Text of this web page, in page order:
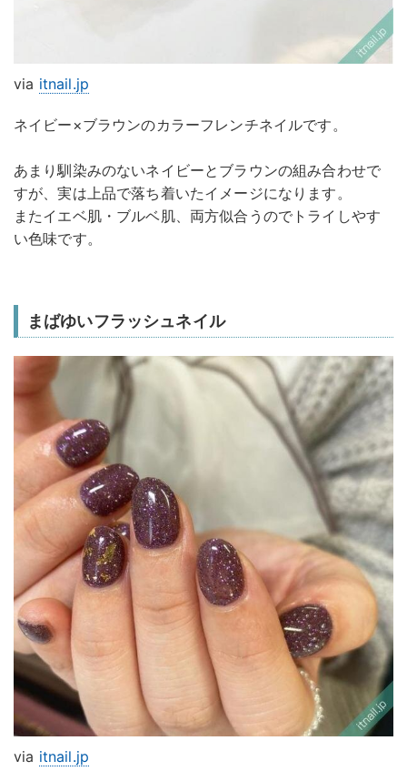
via itnail.jp
ネイビー×ブラウンのカラーフレンチネイルです。
あまり馴染みのないネイビーとブラウンの組み合わせで
すが、実は上品で落ち着いたイメージになります。
またイエベ肌・ブルベ肌、両方似合うのでトライしやす
い色味です。
まばゆいフラッシュネイル
via itnail.jp